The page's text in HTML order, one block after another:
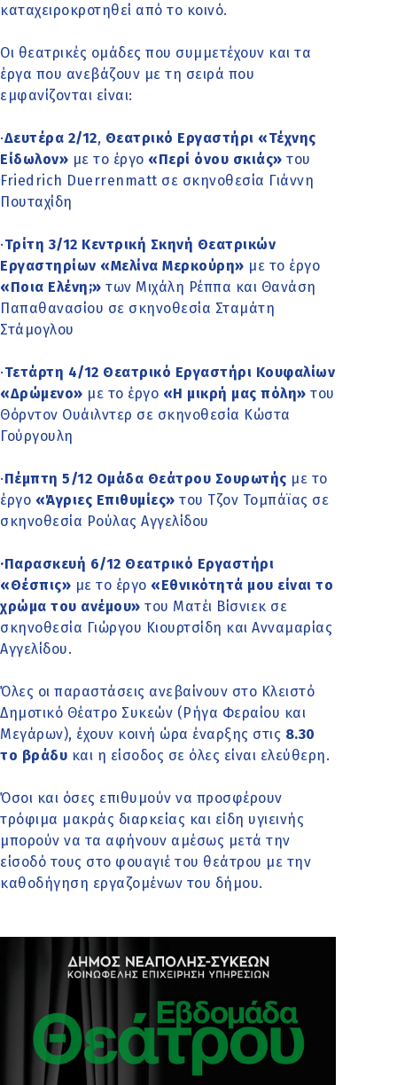
καταχειροκροτηθεί από το κοινό.
Οι θεατρικές ομάδες που συμμετέχουν και τα
έργα που ανεβάζουν με τη σειρά που
εμφανίζονται είναι:
·Δευτέρα 2/12, Θεατρικό Εργαστήρι «Τέχνης
Είδωλον» με το έργο «Περί όνου σκιάς» του
Friedrich Duerrenmatt σε σκηνοθεσία Γιάννη
Πουταχίδη
·Τρίτη 3/12 Κεντρική Σκηνή Θεατρικών
Εργαστηρίων «Μελίνα Μερκούρη» με το έργο
«Ποια Ελένη;» των Μιχάλη Ρέππα και Θανάση
Παπαθανασίου σε σκηνοθεσία Σταμάτη
Στάμογλου
·Τετάρτη 4/12 Θεατρικό Εργαστήρι Κουφαλίων
«Δρώμενο» με το έργο «Η μικρή μας πόλη» του
Θόρντον Ουάιλντερ σε σκηνοθεσία Κώστα
Γούργουλη
·Πέμπτη 5/12 Ομάδα Θεάτρου Σουρωτής με το
έργο «Άγριες Επιθυμίες» του Τζον Τομπάϊας σε
σκηνοθεσία Ρούλας Αγγελίδου
·Παρασκευή 6/12 Θεατρικό Εργαστήρι
«Θέσπις» με το έργο «Εθνικότητά μου είναι το
χρώμα του ανέμου» του Ματέι Βίσνιεκ σε
σκηνοθεσία Γιώργου Κιουρτσίδη και Ανναμαρίας
Αγγελίδου.
Όλες οι παραστάσεις ανεβαίνουν στο Κλειστό
Δημοτικό Θέατρο Συκεών (Ρήγα Φεραίου και
Μεγάρων), έχουν κοινή ώρα έναρξης στις 8.30
το βράδυ και η είσοδος σε όλες είναι ελεύθερη.
Όσοι και όσες επιθυμούν να προσφέρουν
τρόφιμα μακράς διαρκείας και είδη υγιεινής
μπορούν να τα αφήνουν αμέσως μετά την
είσοδό τους στο φουαγιέ του θεάτρου με την
καθοδήγηση εργαζομένων του δήμου.